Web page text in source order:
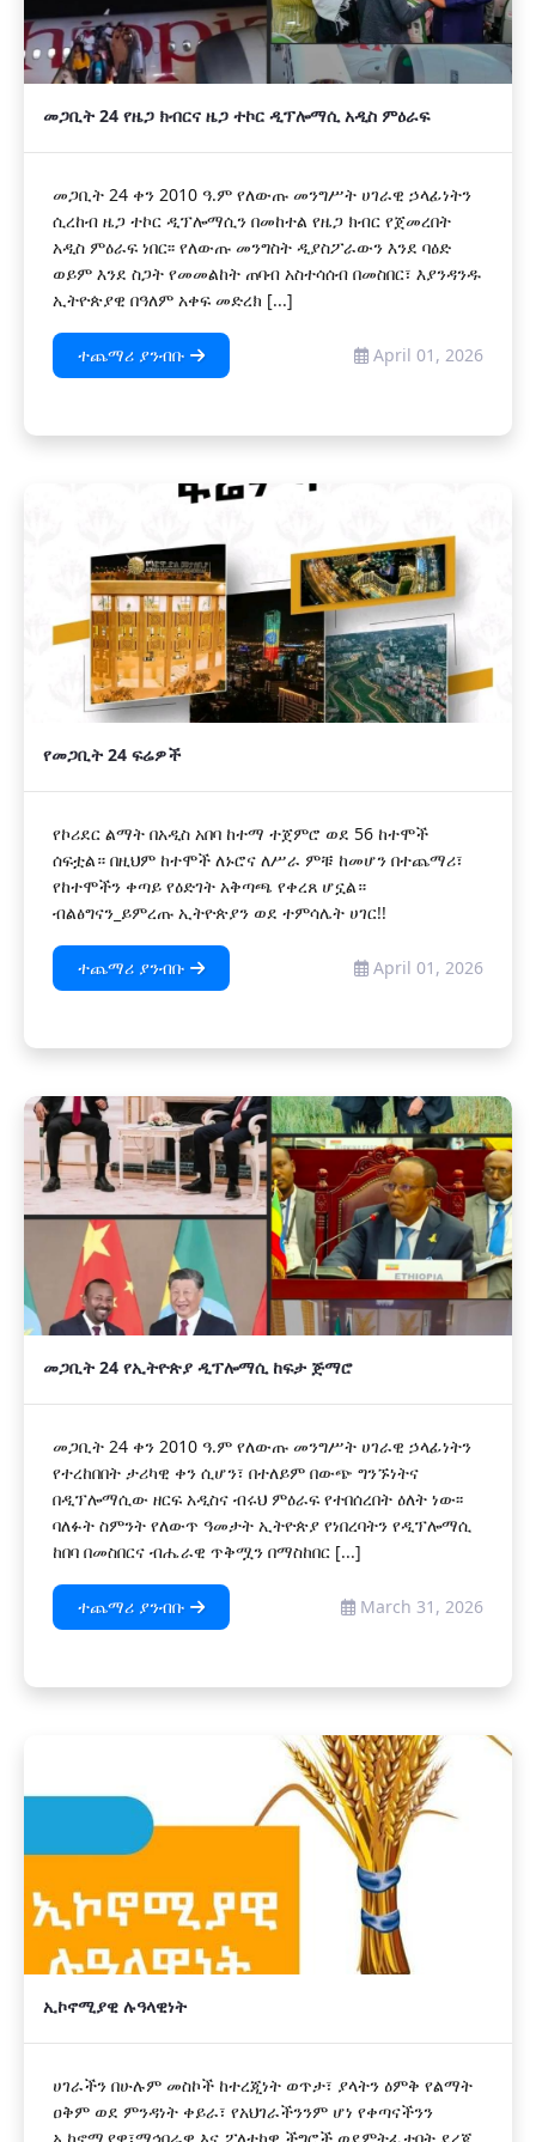
መጋቢት 24 የዜጋ ክብርና ዜጋ ተኮር ዲፕሎማሲ አዲስ ምዕራፍ
መጋቢት 24 ቀን 2010 ዓ.ም የለውጡ መንግሥት ሀገራዊ ኃላፊነትን
ሲረከብ ዜጋ ተኮር ዲፕሎማሲን በመከተል የዜጋ ክብር የጀመረበት
አዲስ ምዕራፍ ነበር፡፡ የለውጡ መንግስት ዲያስፖራውን እንደ ባዕድ
ወይም እንደ ስጋት የመመልከት ጠባብ አስተሳሰብ በመስበር፣ እያንዳንዱ
ኢትዮጵያዊ በዓለም አቀፍ መድረክ [...]
ተጨማሪ ያንብቡ April 01, 2026
የመጋቢት 24 ፍሬዎች
የኮሪደር ልማት በአዲስ አበባ ከተማ ተጀምሮ ወደ 56 ከተሞች
ሰፍቷል። በዚህም ከተሞች ለኑሮና ለሥራ ምቹ ከመሆን በተጨማሪ፣
የከተሞችን ቀጣይ የዕድገት አቅጣጫ የቀረጸ ሆኗል።
ብልፅግናን_ይምረጡ ኢትዮጵያን ወደ ተምሳሌት ሀገር!!
ተጨማሪ ያንብቡ April 01, 2026
መጋቢት 24 የኢትዮጵያ ዲፕሎማሲ ከፍታ ጅማሮ
መጋቢት 24 ቀን 2010 ዓ.ም የለውጡ መንግሥት ሀገራዊ ኃላፊነትን
የተረከበበት ታሪካዊ ቀን ሲሆን፣ በተለይም በውጭ ግንኙነትና
በዲፕሎማሲው ዘርፍ አዲስና ብሩህ ምዕራፍ የተበሰረበት ዕለት ነው፡፡
ባለፉት ስምንት የለውጥ ዓመታት ኢትዮጵያ የነበረባትን የዲፕሎማሲ
ከበባ በመስበርና ብሔራዊ ጥቅሟን በማስከበር [...]
ተጨማሪ ያንብቡ March 31, 2026
ኢኮኖሚያዊ ሉዓላዊነት
ሀገራችን በሁሉም መስኮች ከተረጂነት ወጥታ፣ ያላትን ዕምቅ የልማት
ዐቅም ወደ ምንዳነት ቀይራ፣ የአህገራችንንም ሆነ የቀጣናችንን